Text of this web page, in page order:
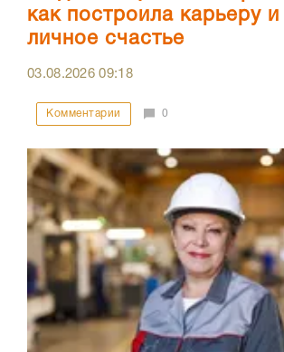
как построила карьеру
личное счастье
03.08.202609:18
Комментарии 0